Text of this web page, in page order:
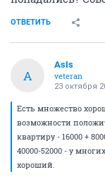
ОТВЕТИТЬ
A
AsIs
veteran
23 октября
Есть множество
возможности
квартиру - 16000 +
40000-52000 - у
хороший.